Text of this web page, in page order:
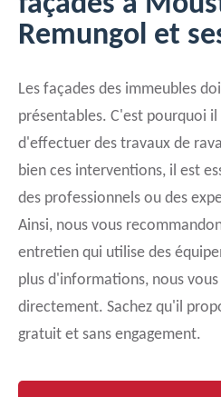
Remungol et
Les façades des immeubles
présentables. C'est pourquoi il
d'effectuer des travaux de
bien ces interventions, il est
des professionnels ou des
Ainsi, nous vous
entretien qui utilise des
plus d'informations, nous
directement. Sachez qu'il
gratuit et sans engagement.